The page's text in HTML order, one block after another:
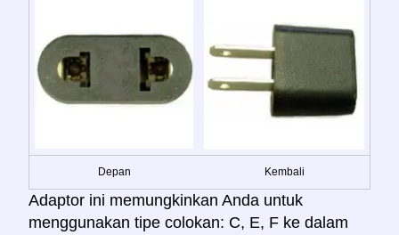
Depan Kembali
Adaptor ini memungkinkan Anda untuk
menggunakan tipe colokan: C, E, F ke dalam